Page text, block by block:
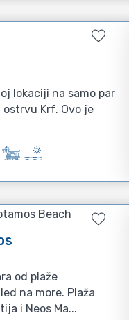
lokaciji na samo par
ostrvu Krf. Ovo je
Beach
od plaže
na more. Plaža
Nikitija i Neos Ma...